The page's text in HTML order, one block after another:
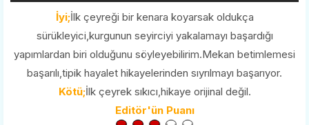
İyi;İlk çeyreği bir kenara koyarsak oldukça
sürükleyici,kurgunun seyirciyi yakalamayı başardığı
yapımlardan biri olduğunu söyleyebilirim.Mekan betimlemesi
başarılı,tipik hayalet hikayelerinden sıyrılmayı başarıyor.
Kötü;İlk çeyrek sıkıcı,hikaye orijinal değil.
Editör'ün Puanı